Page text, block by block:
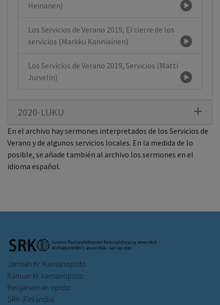
Heinänen)
Los Servicios de Verano 2019, El cierre de los
servicios (Markku Kanniainen)
Los Servicios de Verano 2019, Servicios (Matti
Jurvelin)
2020-LUKU
En el archivo hay sermones interpretados de los Servicios de
Verano y de algunos servicios locales. En la medida de lo
posible, se añade también al archivo los sermones en el
idioma español.
Jämsän Kr. Kansanopisto
Ranuan kr. kansanopisto
Reisjärven kr. opisto
SRK (Finlandia)